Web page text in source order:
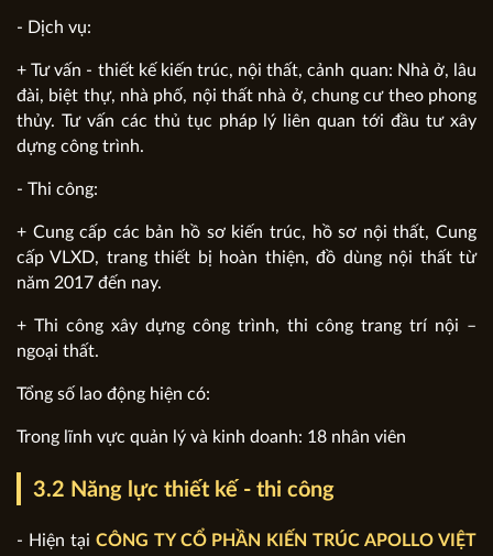
- Dịch vụ:
+ Tư vấn - thiết kế kiến trúc, nội thất, cảnh quan: Nhà ở, lâu
đài, biệt thự, nhà phố, nội thất nhà ở, chung cư theo phong
thủy. Tư vấn các thủ tục pháp lý liên quan tới đầu tư xây
dựng công trình.
- Thi công:
+ Cung cấp các bản hồ sơ kiến trúc, hồ sơ nội thất, Cung
cấp VLXD, trang thiết bị hoàn thiện, đồ dùng nội thất từ
năm 2017 đến nay.
+ Thi công xây dựng công trình, thi công trang trí nội –
ngoại thất.
Tổng số lao động hiện có:
Trong lĩnh vực quản lý và kinh doanh: 18 nhân viên
3.2 Năng lực thiết kế - thi công
- Hiện tại CÔNG TY CỔ PHẦN KIẾN TRÚC APOLLO VIỆT